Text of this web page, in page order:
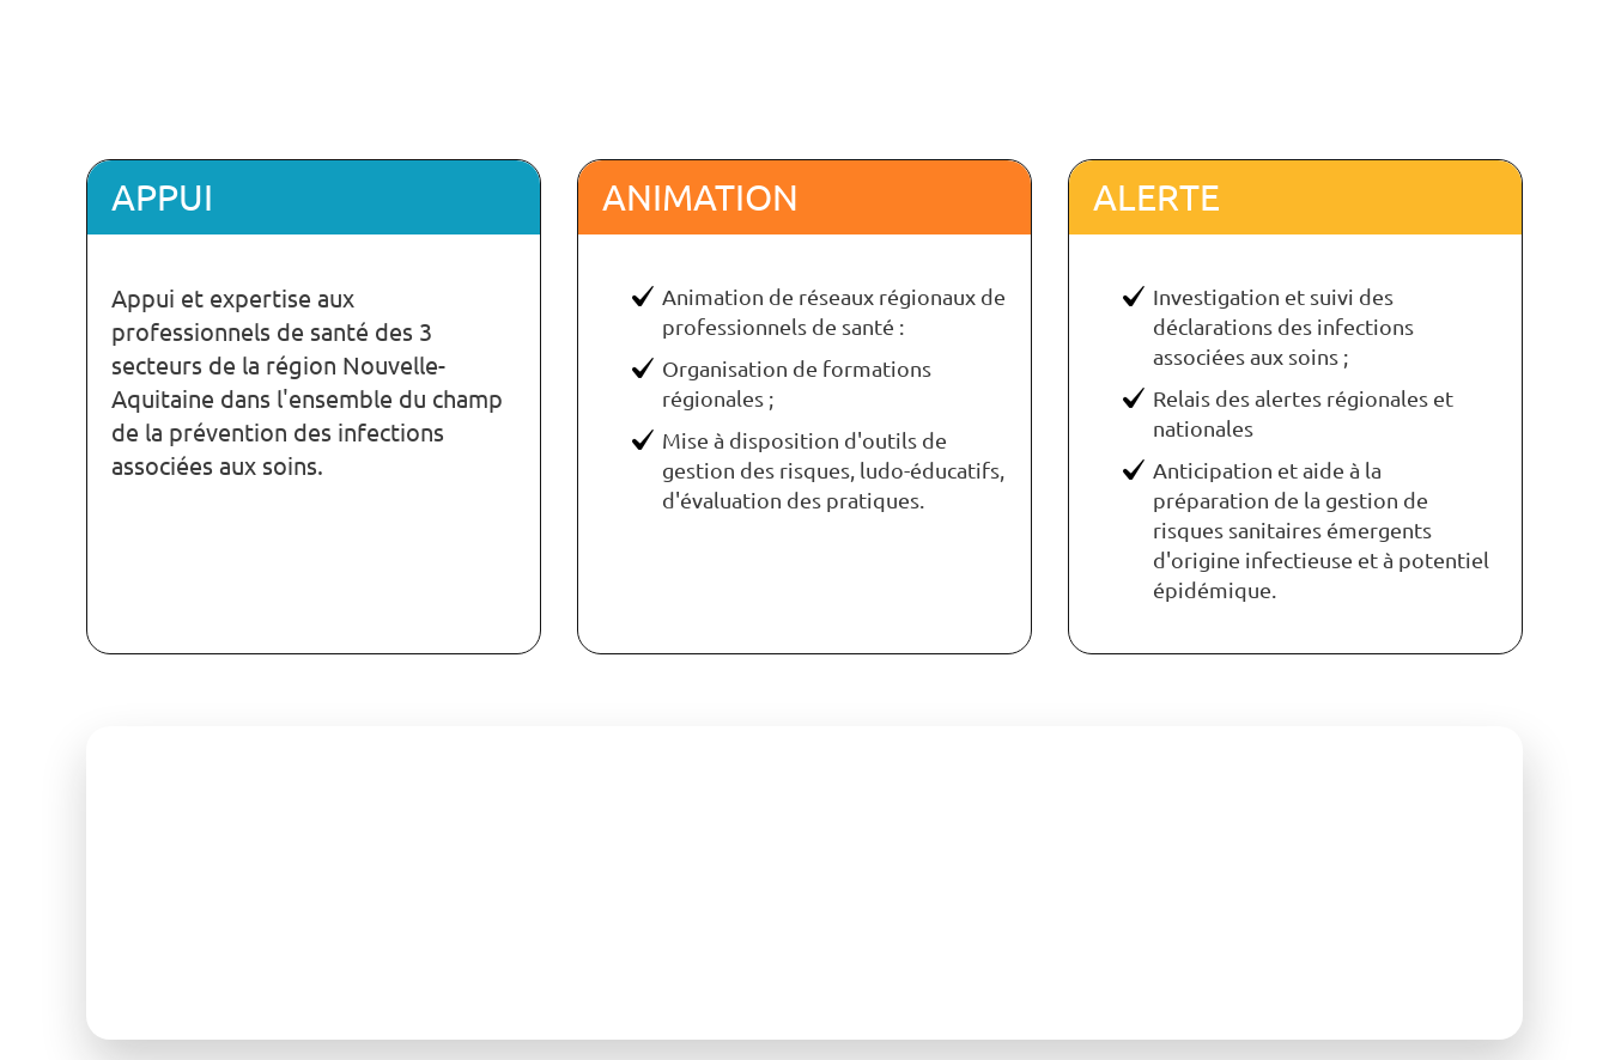
APPUI
Appui et expertise aux
professionnels de santé des 3
secteurs de la région Nouvelle-
Aquitaine dans l'ensemble du champ
de la prévention des infections
associées aux soins.
ANIMATION
Animation de réseaux régionaux de
professionnels de santé :
Organisation de formations
régionales ;
Mise à disposition d'outils de
gestion des risques, ludo-éducatifs,
d'évaluation des pratiques.
ALERTE
Investigation et suivi des
déclarations des infections
associées aux soins ;
Relais des alertes régionales et
nationales
Anticipation et aide à la
préparation de la gestion de
risques sanitaires émergents
d'origine infectieuse et à potentiel
épidémique.